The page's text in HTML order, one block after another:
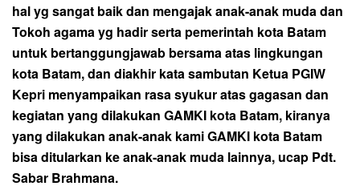
hal yg sangat baik dan mengajak anak-anak muda dan
Tokoh agama yg hadir serta pemerintah kota Batam
untuk bertanggungjawab bersama atas lingkungan
kota Batam, dan diakhir kata sambutan Ketua PGIW
Kepri menyampaikan rasa syukur atas gagasan dan
kegiatan yang dilakukan GAMKI kota Batam, kiranya
yang dilakukan anak-anak kami GAMKI kota Batam
bisa ditularkan ke anak-anak muda lainnya, ucap Pdt.
Sabar Brahmana.